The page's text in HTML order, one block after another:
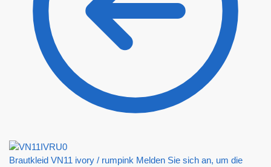
Brautkleid VN11 ivory / rumpink Melden Sie sich an, um die